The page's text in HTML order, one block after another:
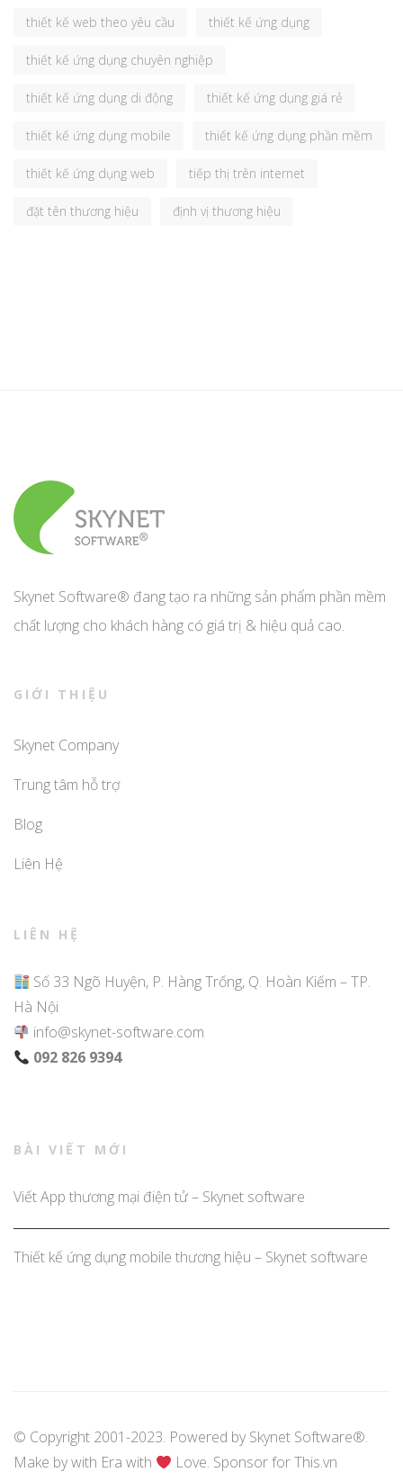
thiết kế web theo yêu cầu thiết kế ứng dụng
thiết kế ứng dụng chuyên nghiệp
thiết kế ứng dụng di động thiết kế ứng dụng giá rẻ
thiết kế ứng dụng mobile thiết kế ứng dụng phần mềm
thiết kế ứng dụng web tiếp thị trên internet
đặt tên thương hiệu định vị thương hiệu
Skynet Software® đang tạo ra những sản phẩm phần mềm
chất lượng cho khách hàng có giá trị & hiệu quả cao.
GIỚI THIỆU
Skynet Company
Trung tâm hỗ trợ
Blog
Liên Hệ
LIÊN HỆ
Số 33 Ngõ Huyện, P. Hàng Trống, Q. Hoàn Kiếm – TP.
Hà Nội
info@skynet-software.com
092 826 9394
BÀI VIẾT MỚI
Viết App thương mại điện tử – Skynet software
Thiết kế ứng dụng mobile thương hiệu – Skynet software
© Copyright 2001-2023. Powered by Skynet Software®.
Make by with Era with Love. Sponsor forThis.vn